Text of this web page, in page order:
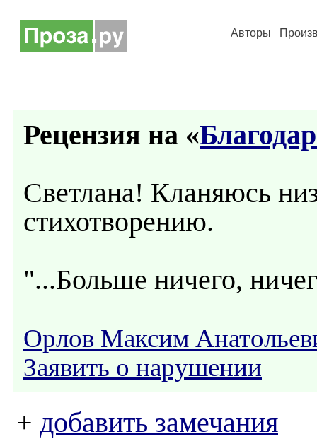
Авторы
Рецензия на «
Светлана! Кланяюсь
стихотворению.
"...Больше ничего,
Орлов Максим
Заявить о нарушении
+ добавить замечания